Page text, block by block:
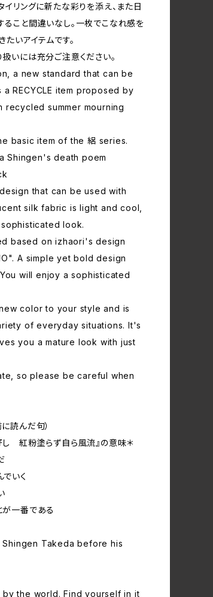
イリングに新たな彩りを添え、また日
こと間違いなし。一枚でこなれ感を
たいアイテムです。
いには充分ご注意ください。
a new standard that can be
RECYCLE item proposed by
recycled summer mourning
basic item of the 絽 series.
Shingen's death poem
that can be used with
silk fabric is light and cool,
look.
based on izhaori's design
A simple yet bold design
will enjoy a sophisticated
color to your style and is
of everyday situations. It's
you a mature look with just
so please be careful when
読んだ句）
し 紅粉塗らず自ら風流』の意味＊
いく
が一番である
Takeda before his
the world. Find yourself in it